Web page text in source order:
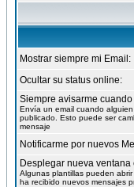
Mostrar siempre mi Email:
Ocultar su status online:
Siempre avisarme
Envía un email cuando
publicado. Esto puede ser
mensaje
Notificarme por nuevos
Desplegar nueva
Algunas plantillas pueden
ha recibido nuevos mensajes